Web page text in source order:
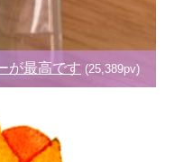
が最高です (25,389pv)